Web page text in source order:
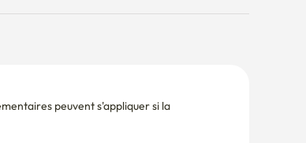
peuvent s'appliquer si la